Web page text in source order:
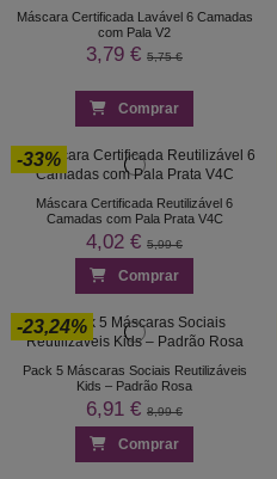
Máscara Certificada Lavável 6 Camadas
com Pala V2
3,79 € 5,75 €
Comprar
-33%
Máscara Certificada Reutilizável 6
Camadas com Pala Prata V4C
4,02 € 5,99 €
Comprar
-23,24%
Pack 5 Máscaras Sociais Reutilizáveis
Kids – Padrão Rosa
6,91 € 8,99 €
Comprar